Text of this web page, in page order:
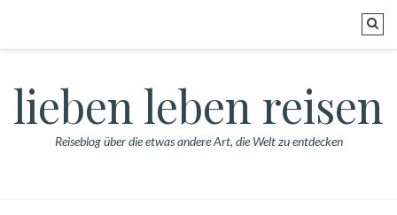
lieben leben reisen
Reiseblog über die etwas andere Art, die Welt zu entdecken